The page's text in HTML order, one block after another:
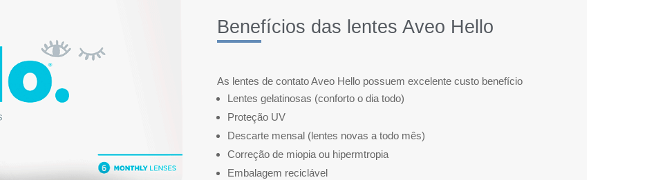
Benefícios das lentes Aveo Hello
As lentes de contato Aveo Hello possuem excelente custo benefício
Lentes gelatinosas (conforto o dia todo)
Proteção UV
Descarte mensal (lentes novas a todo mês)
Correção de miopia ou hipermtropia
Embalagem reciclável